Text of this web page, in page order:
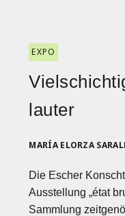
EXPO
lauter
MARÍA ELORZA
Die Escher
Ausstellung „état
Sammlung